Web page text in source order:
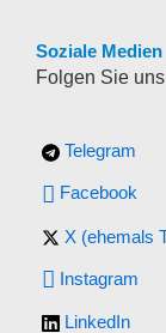
Soziale Medien
Folgen Sie
Telegram
Facebook
X (ehemals
Instagram
LinkedIn